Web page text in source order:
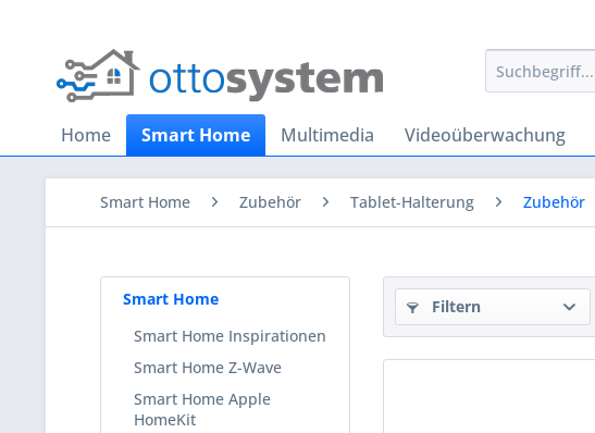
Home Smart Home Multimedia Videoüberwachung
Smart Home Zubehör Tablet-Halterung Zubehör
Smart Home
Smart Home Inspirationen
Smart Home Z-Wave
Smart Home Apple
HomeKit
Filtern